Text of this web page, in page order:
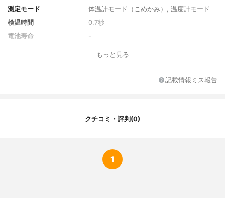
測定モード
体温計モード（こめかみ）, 温度計モード
検温時間
0.7秒
電池寿命
幅3.6×奥行3×高さ15.1cm
メモリー機能 あり（32回分）、バックライ
もっと見る
記載情報ミス報告
クチコミ・評判(0)
1